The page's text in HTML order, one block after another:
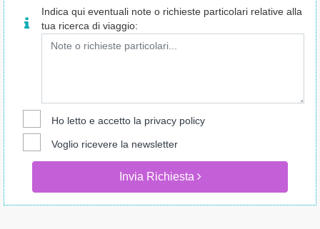
Indica qui eventuali note o richieste particolari relative alla
tua ricerca di viaggio:
Ho letto e accetto la privacy policy
Voglio ricevere la newsletter
Invia Richiesta